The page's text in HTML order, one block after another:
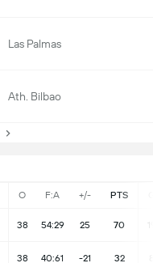
O F:A +/- PTS
38 54:29 25 70
38 40:61 -21 32
Las Palmas
Ath. Bilbao